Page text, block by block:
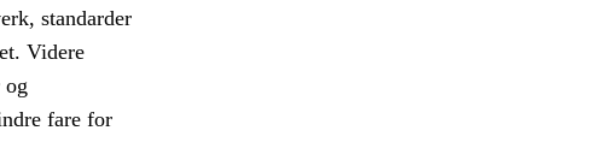
standarder
Videre
og
fare for